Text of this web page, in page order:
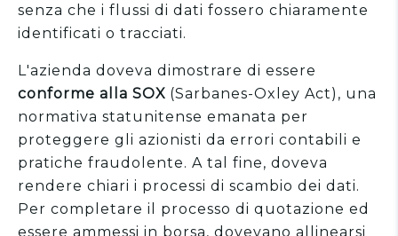
senza che i flussi di dati fossero chiaramente
identificati o tracciati.
L'azienda doveva dimostrare di essere
conforme alla SOX (Sarbanes-Oxley Act), una
normativa statunitense emanata per
proteggere gli azionisti da errori contabili e
pratiche fraudolente. A tal fine, doveva
rendere chiari i processi di scambio dei dati.
Per completare il processo di quotazione ed
essere ammessi in borsa, dovevano allinearsi